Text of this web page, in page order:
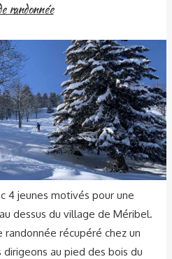
randonnée
4 jeunes motivés pour une
dessus du village de Méribel.
récupéré chez un
au pied des bois du